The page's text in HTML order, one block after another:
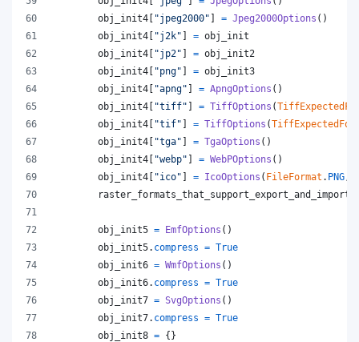
obj_init4 [ "jpeg2000" ] = Jpeg2000Options ()
obj_init4 [ "j2k" ] = obj_init
obj_init4 [ "jp2" ] = obj_init2
obj_init4 [ "png" ] = obj_init3
obj_init4 [ "apng" ] = ApngOptions ()
obj_init4 [ "tiff" ] = TiffOptions (
obj_init4 [ "tif" ] = TiffOptions (
obj_init4 [ "tga" ] = TgaOptions ()
obj_init4 [ "webp" ] = WebPOptions ()
obj_init4 [ "ico" ] = IcoOptions ( FileFormat . PNG
raster_formats_that_support_export_and_import
obj_init5 = EmfOptions ()
obj_init5. compress = True
obj_init6 = WmfOptions ()
obj_init6. compress = True
obj_init7 = SvgOptions ()
obj_init7. compress = True
obj_init8 = {}